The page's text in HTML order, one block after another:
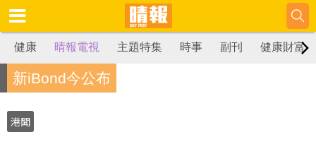
健康 晴報電視 主題特集 時事 副刊 健康財富
新iBond今公布
港聞